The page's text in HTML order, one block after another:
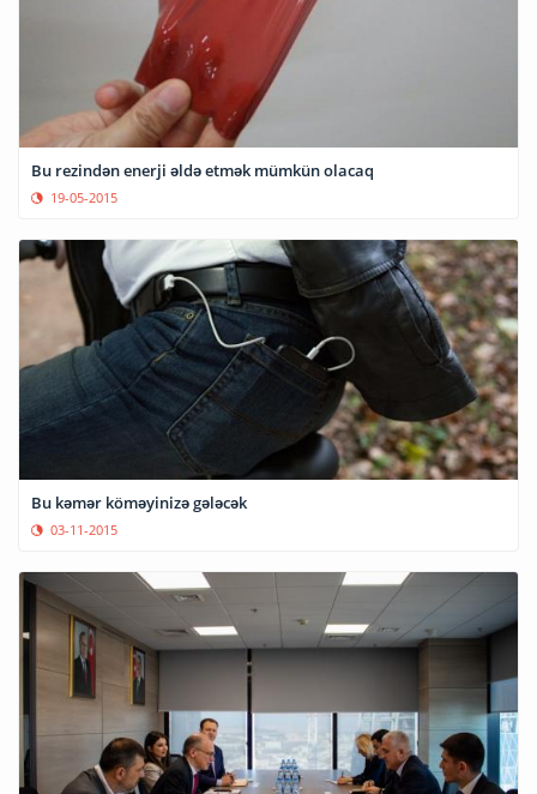
Bu rezindən enerji əldə etmək mümkün olacaq
19-05-2015
Bu kəmər köməyinizə gələcək
03-11-2015